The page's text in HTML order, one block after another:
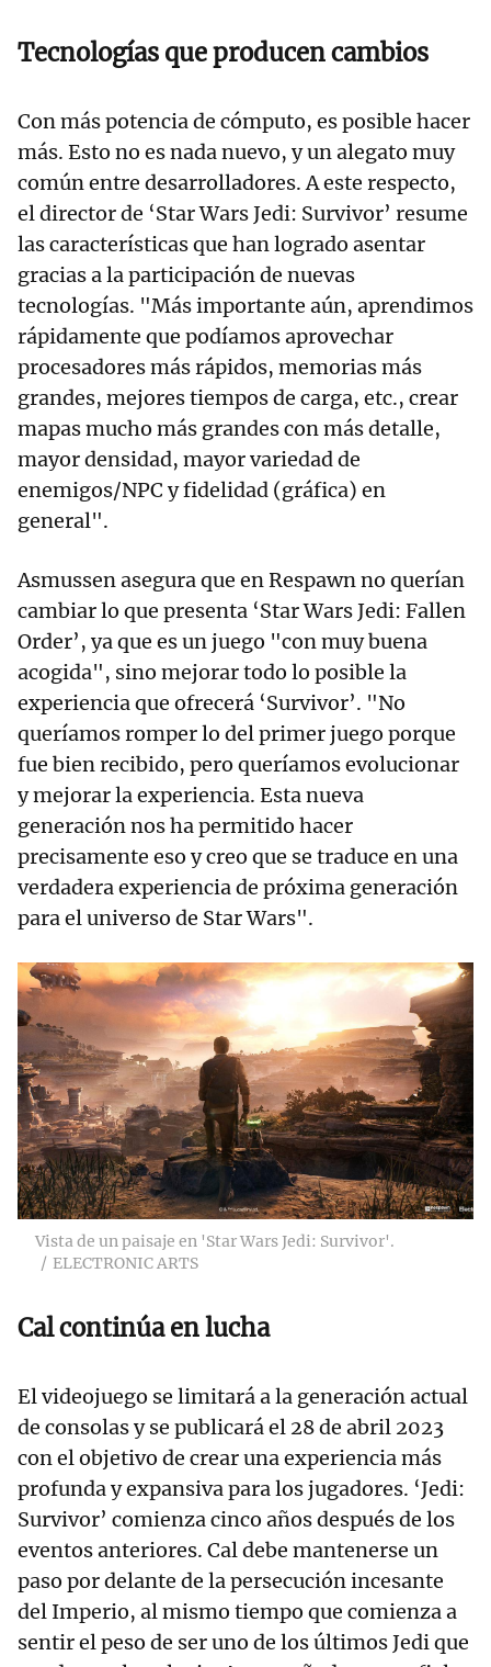
Tecnologías que producen cambios
Con más potencia de cómputo, es posible hacer
más. Esto no es nada nuevo, y un alegato muy
común entre desarrolladores. A este respecto,
el director de ‘Star Wars Jedi: Survivor’ resume
las características que han logrado asentar
gracias a la participación de nuevas
tecnologías. "Más importante aún, aprendimos
rápidamente que podíamos aprovechar
procesadores más rápidos, memorias más
grandes, mejores tiempos de carga, etc., crear
mapas mucho más grandes con más detalle,
mayor densidad, mayor variedad de
enemigos/NPC y fidelidad (gráfica) en
general".
Asmussen asegura que en Respawn no querían
cambiar lo que presenta ‘Star Wars Jedi: Fallen
Order’, ya que es un juego "con muy buena
acogida", sino mejorar todo lo posible la
experiencia que ofrecerá ‘Survivor’. "No
queríamos romper lo del primer juego porque
fue bien recibido, pero queríamos evolucionar
y mejorar la experiencia. Esta nueva
generación nos ha permitido hacer
precisamente eso y creo que se traduce en una
verdadera experiencia de próxima generación
para el universo de Star Wars".
Vista de un paisaje en 'Star Wars Jedi: Survivor'.
ELECTRONIC ARTS
Cal continúa en lucha
El videojuego se limitará a la generación actual
de consolas y se publicará el 28 de abril 2023
con el objetivo de crear una experiencia más
profunda y expansiva para los jugadores. ‘Jedi:
Survivor’ comienza cinco años después de los
eventos anteriores. Cal debe mantenerse un
paso por delante de la persecución incesante
del Imperio, al mismo tiempo que comienza a
sentir el peso de ser uno de los últimos Jedi que